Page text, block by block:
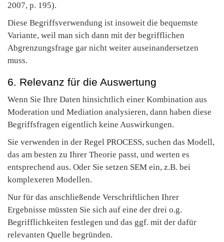
2007, p. 195).
Diese Begriffsverwendung ist insoweit die bequemste
Variante, weil man sich dann mit der begrifflichen
Abgrenzungsfrage gar nicht weiter auseinandersetzen
muss.
6. Relevanz für die Auswertung
Wenn Sie Ihre Daten hinsichtlich einer Kombination aus
Moderation und Mediation analysieren, dann haben diese
Begriffsfragen eigentlich keine Auswirkungen.
Sie verwenden in der Regel PROCESS, suchen das Modell,
das am besten zu Ihrer Theorie passt, und werten es
entsprechend aus. Oder Sie setzen SEM ein, z.B. bei
komplexeren Modellen.
Nur für das anschließende Verschriftlichen Ihrer
Ergebnisse müssten Sie sich auf eine der drei o.g.
Begrifflichkeiten festlegen und das ggf. mit der dafür
relevanten Quelle begründen.